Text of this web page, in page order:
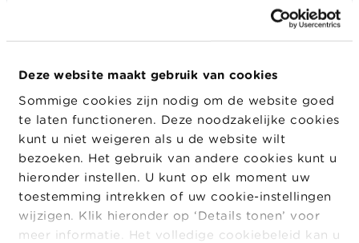
Deze website maakt gebruik van cookies
Sommige cookies zijn nodig om de website goed
te laten functioneren. Deze noodzakelijke cookies
kunt u niet weigeren als u de website wilt
bezoeken. Het gebruik van andere cookies kunt u
hieronder instellen. U kunt op elk moment uw
toestemming intrekken of uw cookie-instellingen
wijzigen. Klik hieronder op ‘Details tonen’ voor
meer informatie. Het volledige cookiebeleid kan u
h
u
w
n
g
e
24/07/2026
Persbericht over de schorsing van de notering
van IEP INVEST
22/07/2026
Evolutie van de Belgische beleggingsfondsen
in het eerste kwartaal van 2026